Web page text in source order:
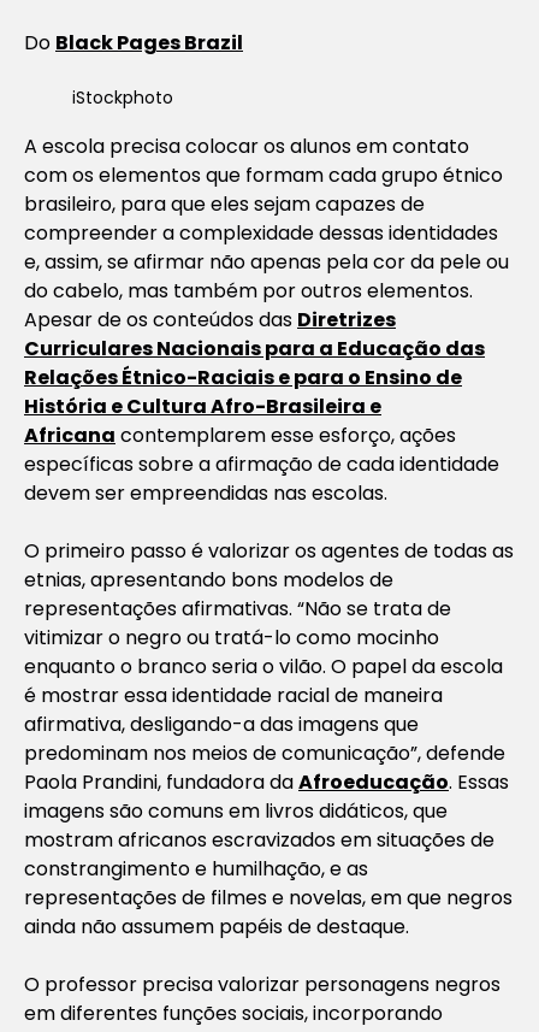
Do Black Pages Brazil
iStockphoto
A escola precisa colocar os alunos em contato
com os elementos que formam cada grupo étnico
brasileiro, para que eles sejam capazes de
compreender a complexidade dessas identidades
e, assim, se afirmar não apenas pela cor da pele ou
do cabelo, mas também por outros elementos.
Apesar de os conteúdos das Diretrizes
Curriculares Nacionais para a Educação das
Relações Étnico-Raciais e para o Ensino de
História e Cultura Afro-Brasileira e
Africana contemplarem esse esforço, ações
específicas sobre a afirmação de cada identidade
devem ser empreendidas nas escolas.
O primeiro passo é valorizar os agentes de todas as
etnias, apresentando bons modelos de
representações afirmativas. “Não se trata de
vitimizar o negro ou tratá-lo como mocinho
enquanto o branco seria o vilão. O papel da escola
é mostrar essa identidade racial de maneira
afirmativa, desligando-a das imagens que
predominam nos meios de comunicação”, defende
Paola Prandini, fundadora daAfroeducação. Essas
imagens são comuns em livros didáticos, que
mostram africanos escravizados em situações de
constrangimento e humilhação, e as
representações de filmes e novelas, em que negros
ainda não assumem papéis de destaque.
O professor precisa valorizar personagens negros
em diferentes funções sociais, incorporando